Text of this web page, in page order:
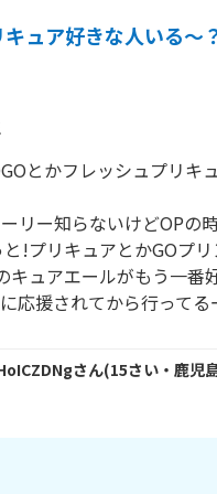
ュア好きな人いる～
とかフレッシュプリ
リー知らないけどOPの
!プリキュアとかGOプ
キュアエールがもう一番
応援されてから行って
さん(15さい・ 鹿児